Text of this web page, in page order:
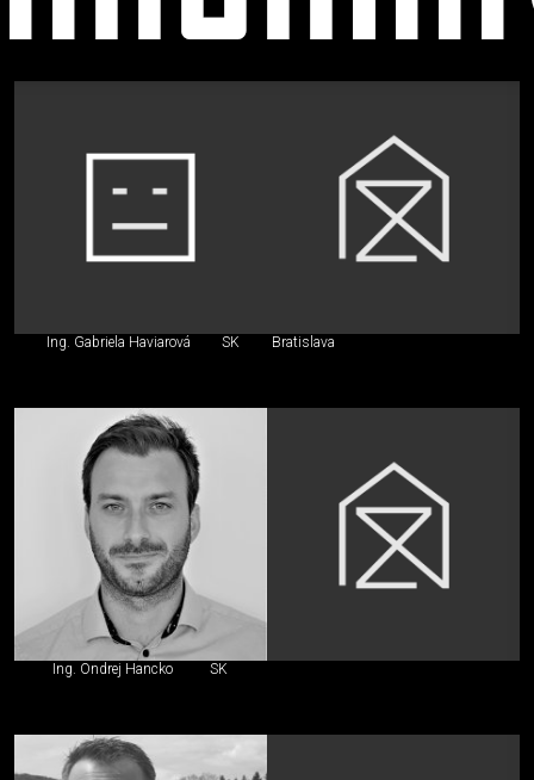
špecialista
Ing. Gabriela Haviarová SK Bratislava
Ing. Ondrej Hancko SK